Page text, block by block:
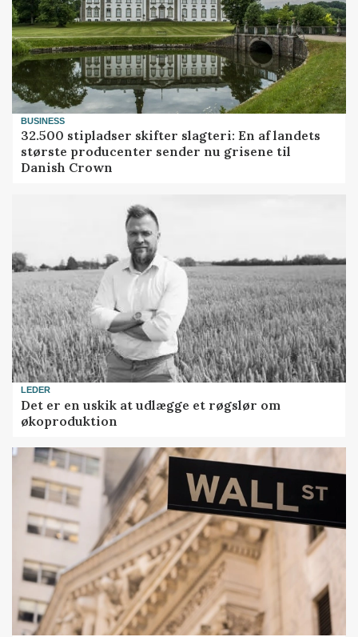
BUSINESS
32.500 stipladser skifter slagteri: En af landets
største producenter sender nu grisene til
Danish Crown
LEDER
Det er en uskik at udlægge et røgslør om
økoproduktion